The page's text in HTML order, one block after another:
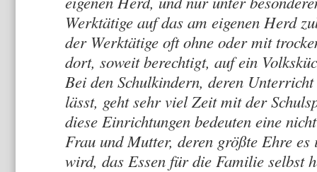
Werktätige auf das am eigenen Herd
der Werktätige oft ohne oder mit
dort, soweit berechtigt, auf ein
Bei den Schul­kindern, deren
lässt, geht sehr viel Zeit mit der
diese Einrichtun­gen bedeuten eine
Frau und Mutter, deren größte Ehre
wird, das Essen für die Familie selbst